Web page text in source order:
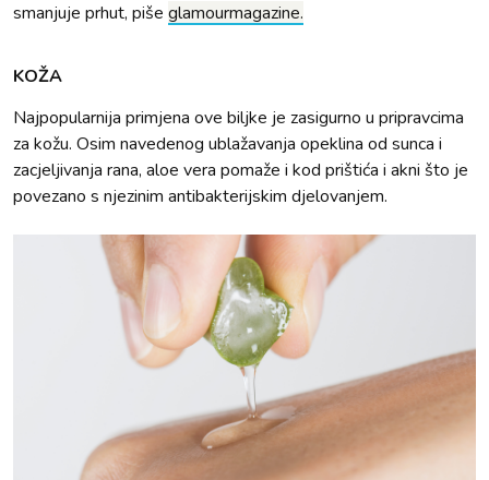
smanjuje prhut, piše glamourmagazine.
KOŽA
Najpopularnija primjena ove biljke je zasigurno u pripravcima
za kožu. Osim navedenog ublažavanja opeklina od sunca i
zacjeljivanja rana, aloe vera pomaže i kod prištića i akni što je
povezano s njezinim antibakterijskim djelovanjem.